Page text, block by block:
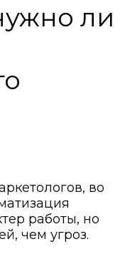
ли
во
работы, но
чем угроз.